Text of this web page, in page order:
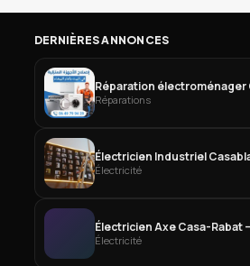
DERNIÈRES ANNONCES
Réparation électroménager
Réparations
Électricien Industriel
Électricité
Électricien Axe Casa-Rabat
Électricité